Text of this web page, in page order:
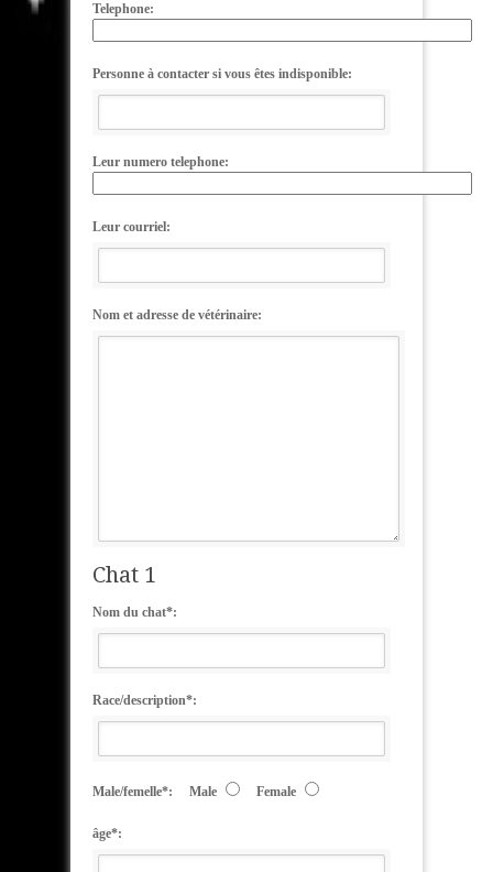
Telephone:
Personne à contacter si vous êtes indisponible:
Leur numero telephone:
Leur courriel:
Nom et adresse de vétérinaire:
Chat 1
Nom du chat*:
Race/description*:
Male/femelle*: Male Female
âge*: